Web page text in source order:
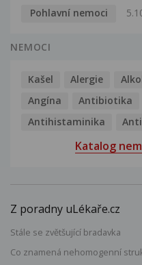
Pohlavní nemoci
NEMOCI
Kašel Alergie
Angína
Antibiotika
Antihistaminika
Katalog
Z poradny uLékaře.cz
Stále se zvětšující bradavka
Co znamená nehomogenní